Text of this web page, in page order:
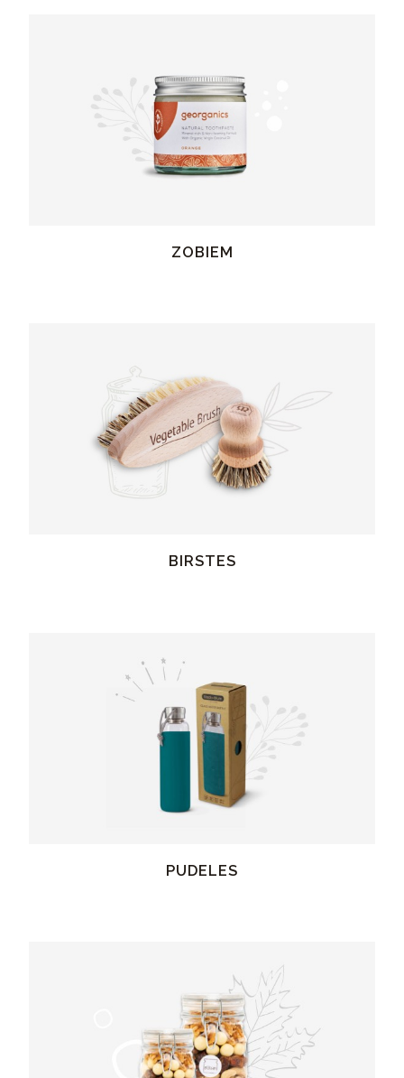
ZOBIEM
BIRSTES
PUDELES